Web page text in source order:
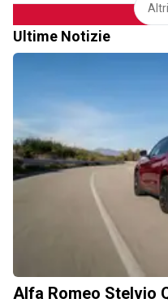
Ultime Notizie
Alfa Romeo Stelvio